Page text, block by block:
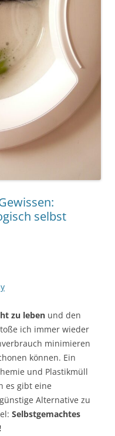
selbst
zu leben und den
ich immer wieder
minimieren
können. Ein
und Plastikmüll
es gibt eine
Alternative zu
Selbstgemachtes